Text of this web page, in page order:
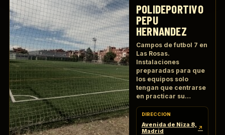
POLIDEPORTIVO
PEPU
HERNANDEZ
Campos de futbol 7 en
Las Rosas.
Instalaciones
preparadas para que
los equipos solo
tengan que centrarse
en practicar su
DIRECCION
Avenida de Niza 8,
Madrid
↗